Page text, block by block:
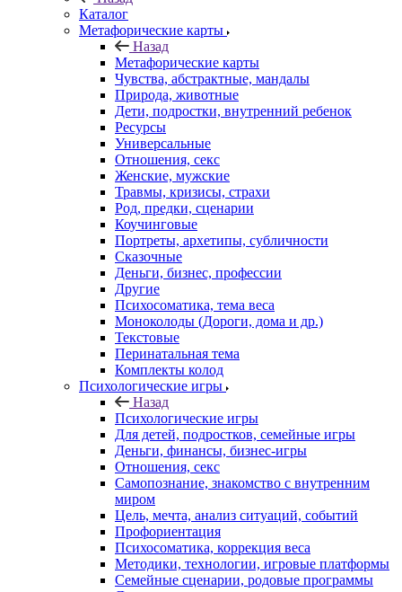
Каталог
Mетафорические карты
Назад
Mетафорические карты
Чувства, абстрактные, мандалы
Природа, животные
Дети, подростки, внутренний ребенок
Ресурсы
Универсальные
Отношения, секс
Женские, мужские
Травмы, кризисы, страхи
Род, предки, сценарии
Коучинговые
Портреты, архетипы, субличности
Сказочные
Деньги, бизнес, профессии
Другие
Психосоматика, тема веса
Моноколоды (Дороги, дома и др.)
Текстовые
Перинатальная тема
Комплекты колод
Психологические игры
Назад
Психологические игры
Для детей, подростков, семейные игры
Деньги, финансы, бизнес-игры
Отношения, секс
Самопознание, знакомство с внутренним
миром
Цель, мечта, анализ ситуаций, событий
Профориентация
Психосоматика, коррекция веса
Методики, технологии, игровые платформы
Семейные сценарии, родовые программы